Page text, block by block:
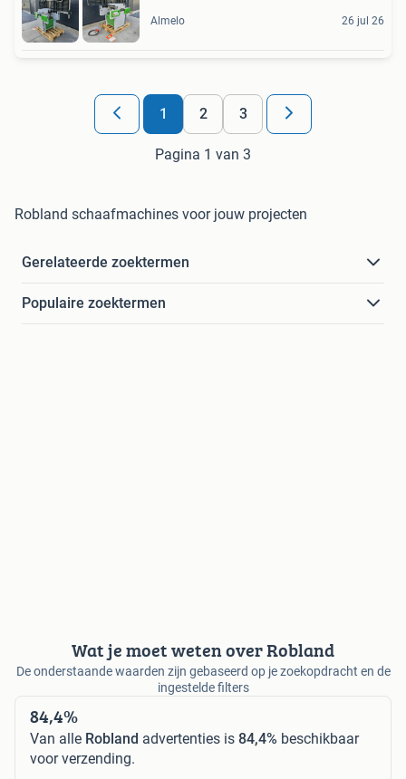
Almelo 26 jul 26
1 2 3
Pagina 1 van 3
Robland schaafmachines voor jouw projecten
Gerelateerde zoektermen
Populaire zoektermen
Wat je moet weten over Robland
De onderstaande waarden zijn gebaseerd op je zoekopdracht en de
ingestelde filters
84,4%
Van alle Robland advertenties is 84,4% beschikbaar
voor verzending.